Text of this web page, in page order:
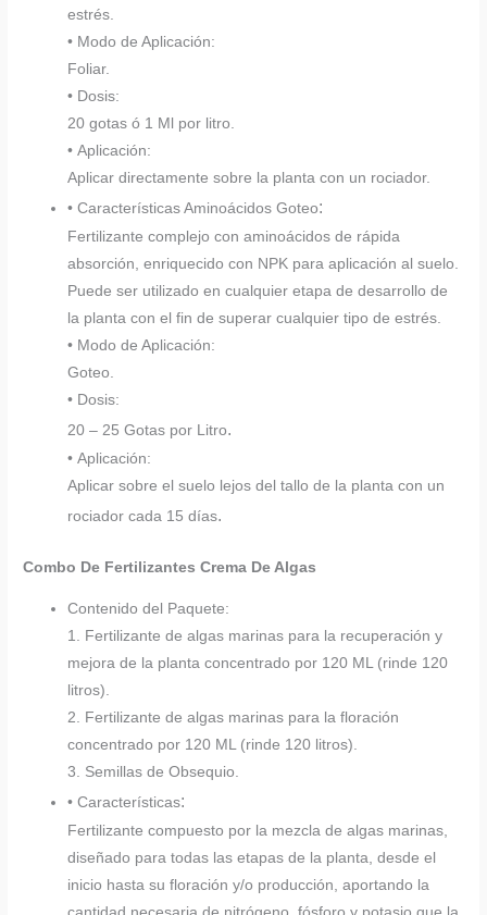
estrés.
• Modo de Aplicación:
Foliar.
• Dosis:
20 gotas ó 1 Ml por litro.
• Aplicación:
Aplicar directamente sobre la planta con un rociador.
• Características Aminoácidos Goteo:
Fertilizante complejo con aminoácidos de rápida
absorción, enriquecido con NPK para aplicación al suelo.
Puede ser utilizado en cualquier etapa de desarrollo de
la planta con el fin de superar cualquier tipo de estrés.
• Modo de Aplicación:
Goteo.
• Dosis:
20 – 25 Gotas por Litro.
• Aplicación:
Aplicar sobre el suelo lejos del tallo de la planta con un
rociador cada 15 días.
Combo De Fertilizantes Crema De Algas
Contenido del Paquete:
1. Fertilizante de algas marinas para la recuperación y
mejora de la planta concentrado por 120 ML (rinde 120
litros).
2. Fertilizante de algas marinas para la floración
concentrado por 120 ML (rinde 120 litros).
3. Semillas de Obsequio.
• Características:
Fertilizante compuesto por la mezcla de algas marinas,
diseñado para todas las etapas de la planta, desde el
inicio hasta su floración y/o producción, aportando la